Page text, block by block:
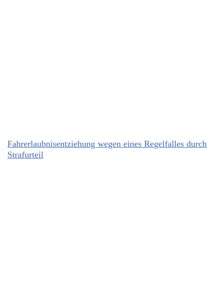
Fahrerlaubnisentziehung wegen eines Regelfalles durch
Strafurteil